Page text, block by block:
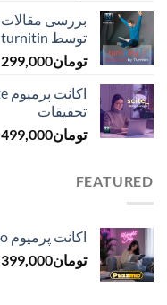
توسط turnitin - بررسی میزان هوش مصنوعی مقاله
تومان299,000
تحقیقات
تومان499,000
FEATURED
اکانت پرمیوم Puzzmo - سایت پازل و بازی های فکری
تومان399,000